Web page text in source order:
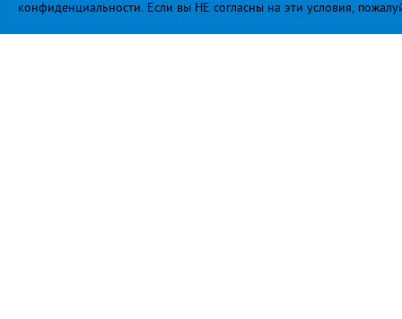
конфиденциальности. Если вы НЕ согласны на эти условия,